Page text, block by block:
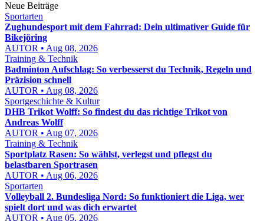
Neue Beiträge
Sportarten
Zughundesport mit dem Fahrrad: Dein ultimativer Guide für
Bikejöring
AUTOR • Aug 08, 2026
Training & Technik
Badminton Aufschlag: So verbesserst du Technik, Regeln und
Präzision schnell
AUTOR • Aug 08, 2026
Sportgeschichte & Kultur
DHB Trikot Wolff: So findest du das richtige Trikot von
Andreas Wolff
AUTOR • Aug 07, 2026
Training & Technik
Sportplatz Rasen: So wählst, verlegst und pflegst du
belastbaren Sportrasen
AUTOR • Aug 06, 2026
Sportarten
Volleyball 2. Bundesliga Nord: So funktioniert die Liga, wer
spielt dort und was dich erwartet
AUTOR • Aug 05, 2026